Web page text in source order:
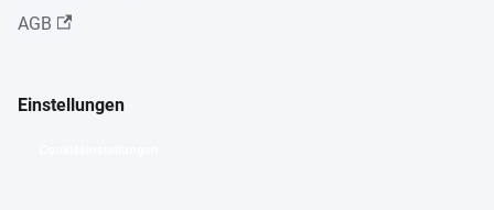
AGB
Einstellungen